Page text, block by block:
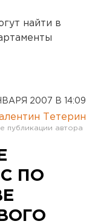
найти в
2007 В 14:09
Тетерин
ПО